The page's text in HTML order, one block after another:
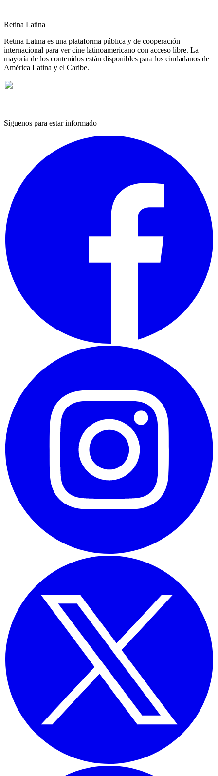
Retina Latina
Retina Latina es una plataforma pública y de cooperación
internacional para ver cine latinoamericano con acceso libre. La
mayoría de los contenidos están disponibles para los ciudadanos de
América Latina y el Caribe.
Síguenos para estar informado